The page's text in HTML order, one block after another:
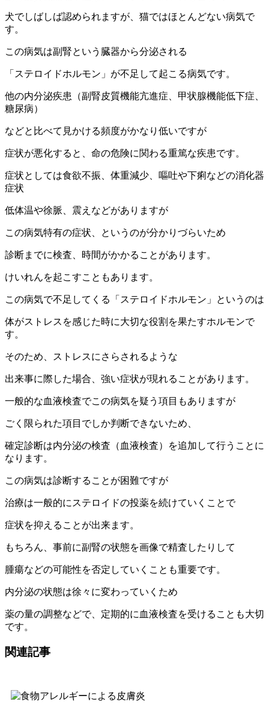
犬でしばしば認められますが、猫ではほとんどない病気で
す。
この病気は副腎という臓器から分泌される
「ステロイドホルモン」が不足して起こる病気です。
他の内分泌疾患（副腎皮質機能亢進症、甲状腺機能低下症、
糖尿病）
などと比べて見かける頻度がかなり低いですが
症状が悪化すると、命の危険に関わる重篤な疾患です。
症状としては食欲不振、体重減少、嘔吐や下痢などの消化器
症状
低体温や徐脈、震えなどがありますが
この病気特有の症状、というのが分かりづらいため
診断までに検査、時間がかかることがあります。
けいれんを起こすこともあります。
この病気で不足してくる「ステロイドホルモン」というのは
体がストレスを感じた時に大切な役割を果たすホルモンで
す。
そのため、ストレスにさらされるような
出来事に際した場合、強い症状が現れることがあります。
一般的な血液検査でこの病気を疑う項目もありますが
ごく限られた項目でしか判断できないため、
確定診断は内分泌の検査（血液検査）を追加して行うことに
なります。
この病気は診断することが困難ですが
治療は一般的にステロイドの投薬を続けていくことで
症状を抑えることが出来ます。
もちろん、事前に副腎の状態を画像で精査したりして
腫瘍などの可能性を否定していくことも重要です。
内分泌の状態は徐々に変わっていくため
薬の量の調整などで、定期的に血液検査を受けることも大切
です。
関連記事